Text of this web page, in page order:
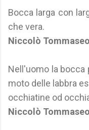
Bocca larga con
che vera.
Niccolò Tommaseo
Nell'uomo la bocca
moto delle labbra
occhiatine od
Niccolò Tommaseo